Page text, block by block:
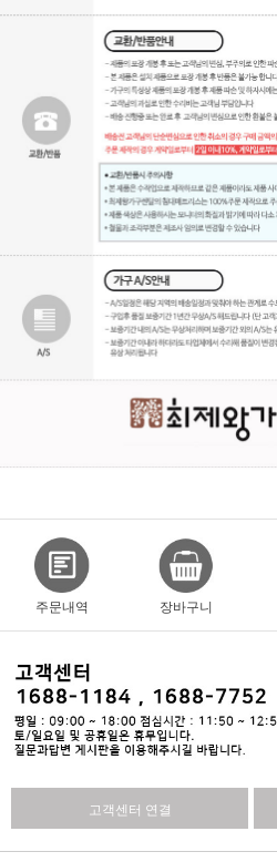
주문내역 장바구니
고객센터 연결